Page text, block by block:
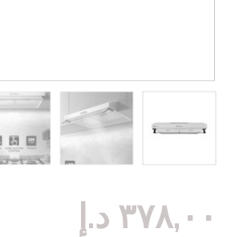
٣٧٨,٠٠ د.إ